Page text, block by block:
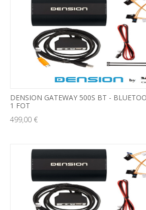
DENSION GATEWAY 500S BT -
1 FOT
499,00 €